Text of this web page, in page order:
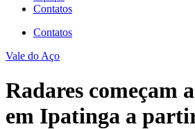
Contatos
Contatos
Vale do Aço
Radares começam
em Ipatinga a